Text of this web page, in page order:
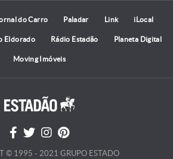
do Carro Paladar Link iLocal
Eldorado Rádio Estadão Planeta Digital
Moving Imóveis
© 1995 - 2021 GRUPO ESTADO